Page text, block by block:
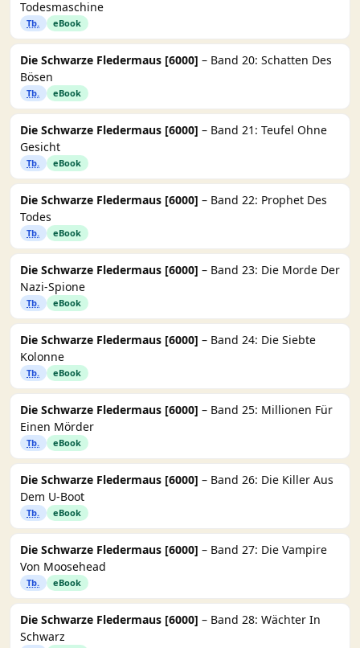
Todesmaschine
Tb. eBook
Die Schwarze Fledermaus [6000] – Band 20: Schatten Des
Bösen
Tb. eBook
Die Schwarze Fledermaus [6000] – Band 21: Teufel Ohne
Gesicht
Tb. eBook
Die Schwarze Fledermaus [6000] – Band 22: Prophet Des
Todes
Tb. eBook
Die Schwarze Fledermaus [6000] – Band 23: Die Morde Der
Nazi-Spione
Tb. eBook
Die Schwarze Fledermaus [6000] – Band 24: Die Siebte
Kolonne
Tb. eBook
Die Schwarze Fledermaus [6000] – Band 25: Millionen Für
Einen Mörder
Tb. eBook
Die Schwarze Fledermaus [6000] – Band 26: Die Killer Aus
Dem U-Boot
Tb. eBook
Die Schwarze Fledermaus [6000] – Band 27: Die Vampire
Von Moosehead
Tb. eBook
Die Schwarze Fledermaus [6000] – Band 28: Wächter In
Schwarz